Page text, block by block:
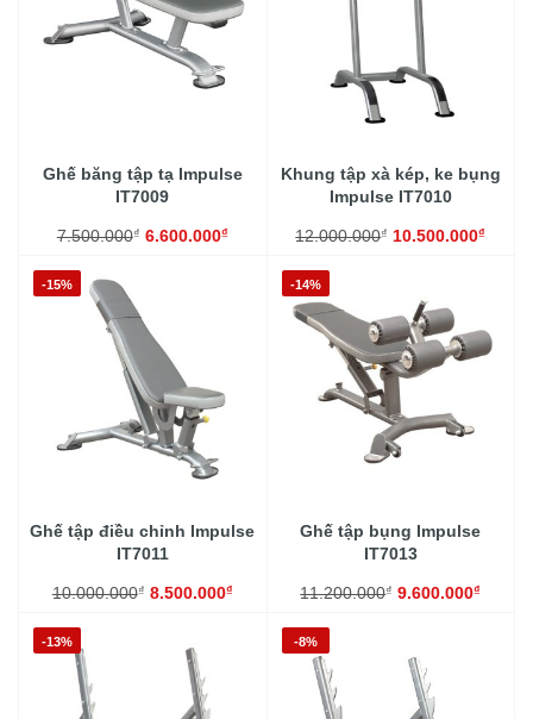
Ghế băng tập tạ Impulse
IT7009
7.500.000₫ 6.600.000₫
Khung tập xà kép, ke bụng
Impulse IT7010
12.000.000₫ 10.500.000₫
-15%
Ghế tập điều chỉnh Impulse
IT7011
10.000.000₫ 8.500.000₫
-14%
Ghế tập bụng Impulse
IT7013
11.200.000₫ 9.600.000₫
-13% -8%